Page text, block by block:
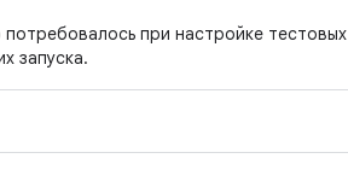
при настройке тестовых
запуска.